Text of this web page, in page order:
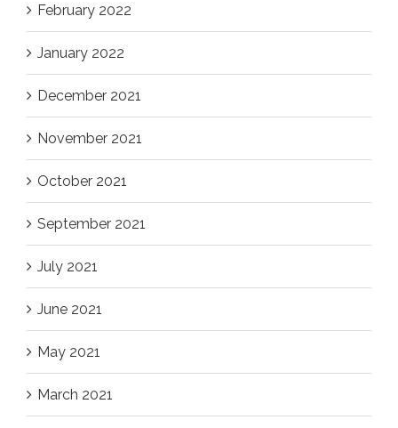
February 2022
January 2022
December 2021
November 2021
October 2021
September 2021
July 2021
June 2021
May 2021
March 2021